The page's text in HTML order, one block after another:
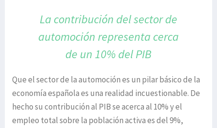
La contribución del sector de
automociónrepresenta cerca
de un 10% del PIB
Que el sector de la automoción es un pilar básico de la
economía española es una realidad incuestionable. De
hecho su contribución al PIB se acerca al 10% y el
empleo total sobre la población activa es del 9%,